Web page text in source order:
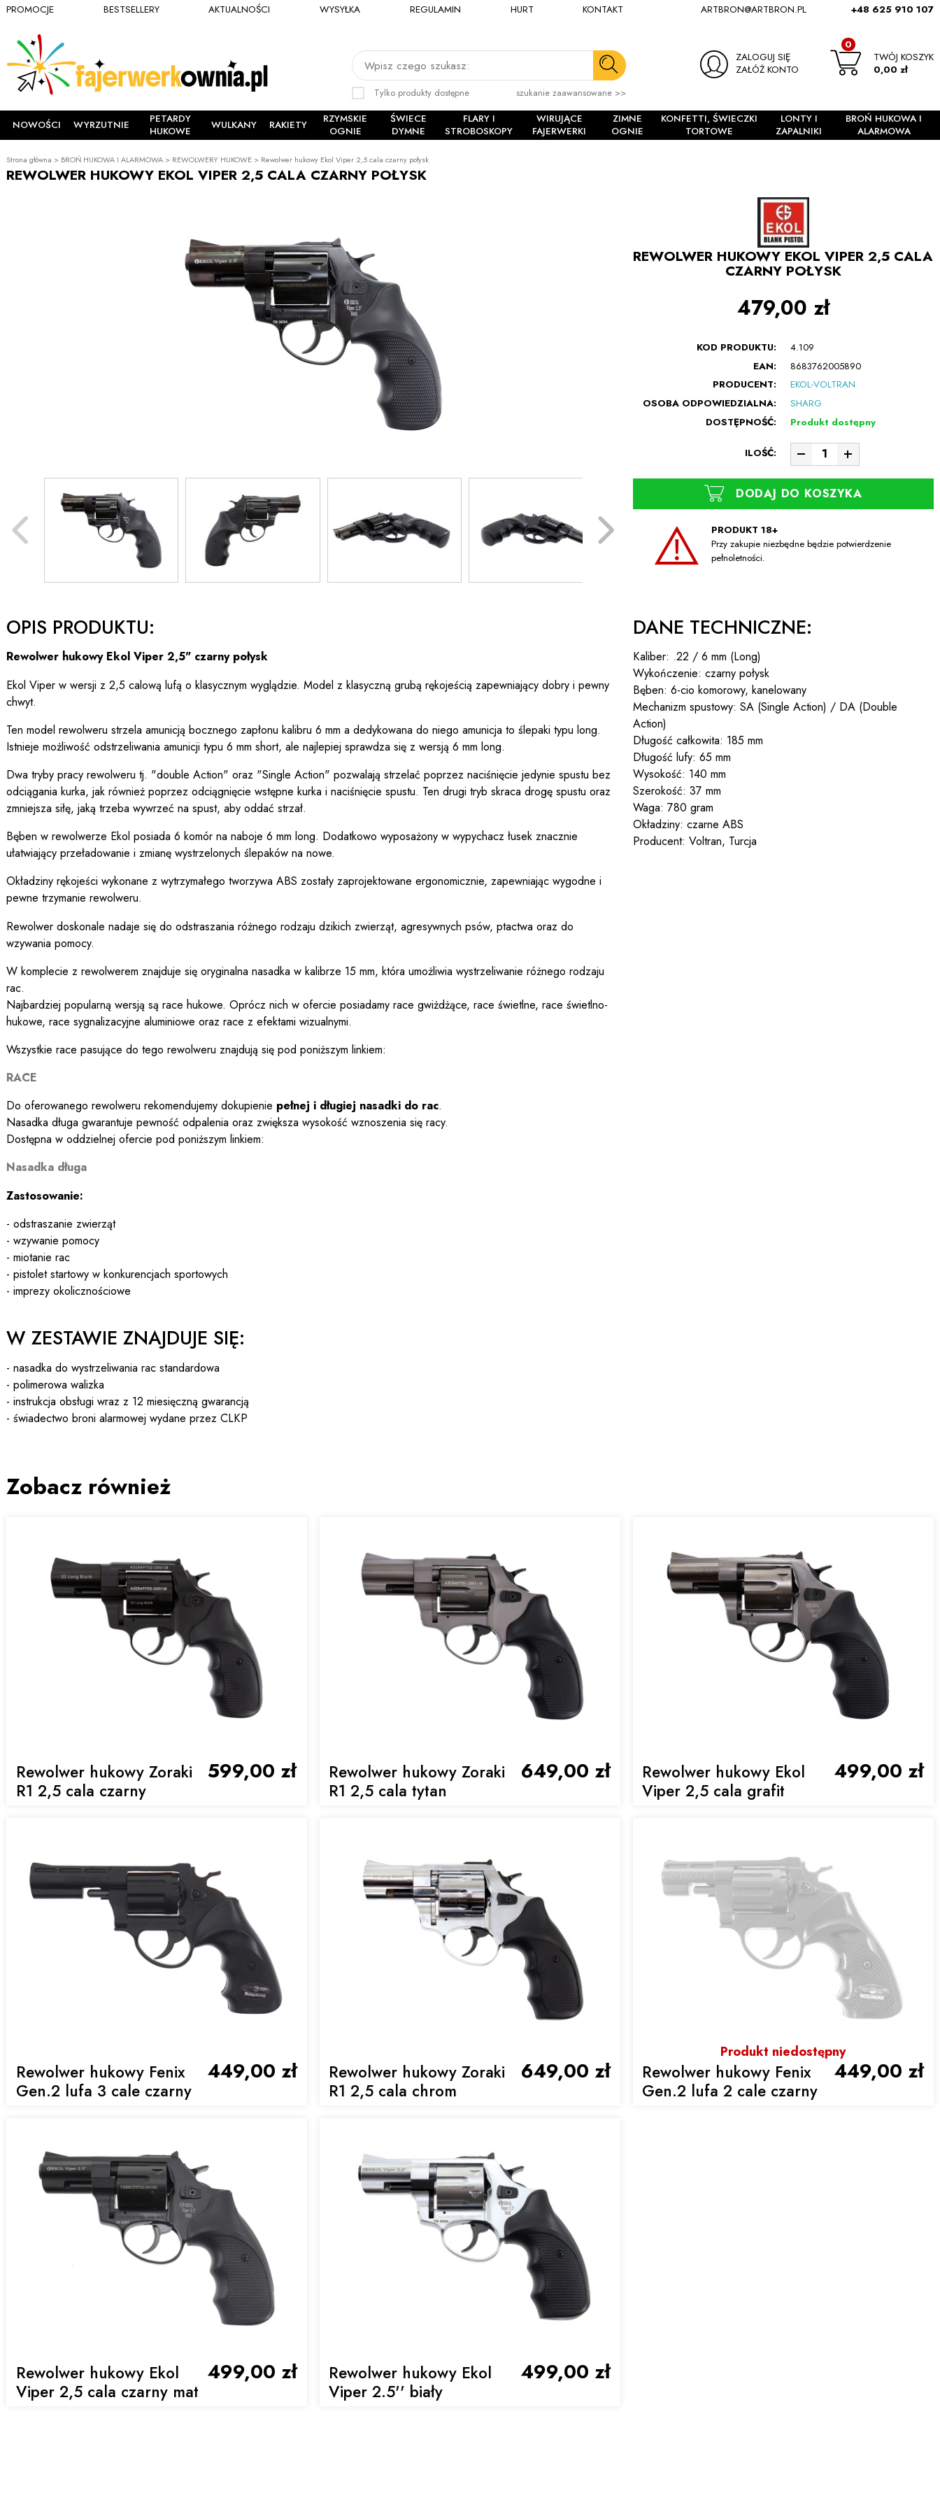
ARTBRON@ARTBRON.PL +48 625 910 107
Wpisz czego szukasz:
Tylko produkty dostępne szukanie zaawansowane >>
ZALOGUJ SIĘ
ZAŁÓŻ KONTO
TWÓJ KOSZYK
0
0,00 zł
PROMOCJE BESTSELLERY AKTUALNOŚCI WYSYŁKA REGULAMIN HURT KONTAKT
NOWOŚCI WYRZUTNIE
PETARDY
HUKOWE
WULKANY RAKIETY
RZYMSKIE
OGNIE
ŚWIECE
DYMNE
FLARY I
STROBOSKOPY
WIRUJĄCE
FAJERWERKI
ZIMNE
OGNIE
KONFETTI, ŚWIECZKI
TORTOWE
LONTY I
ZAPALNIKI
BROŃ HUKOWA I
ALARMOWA
Strona główna > BROŃ HUKOWA I ALARMOWA > REWOLWERY HUKOWE > Rewolwer hukowy Ekol Viper 2,5 cala czarny połysk
REWOLWER HUKOWY EKOL VIPER 2,5 CALA CZARNY POŁYSK
REWOLWER HUKOWY EKOL VIPER 2,5 CALA
CZARNY POŁYSK
479,00 zł
KOD PRODUKTU:
4.109
EAN:
8683762005890
PRODUCENT:
EKOL-VOLTRAN
OSOBA ODPOWIEDZIALNA:
SHARG
DOSTĘPNOŚĆ:
Produkt dostępny
ILOŚĆ:
DODAJ DO KOSZYKA
PRODUKT 18+
Przy zakupie niezbędne będzie potwierdzenie
pełnoletności.
OPIS PRODUKTU:
Rewolwer hukowy Ekol Viper 2,5" czarny połysk
Ekol Viper w wersji z 2,5 calową lufą o klasycznym wyglądzie. Model z klasyczną grubą rękojeścią zapewniający dobry i pewny
chwyt.
Ten model rewolweru strzela amunicją bocznego zapłonu kalibru 6 mm a dedykowana do niego amunicja to ślepaki typu long.
Istnieje możliwość odstrzeliwania amunicji typu 6 mm short, ale najlepiej sprawdza się z wersją 6 mm long.
Dwa tryby pracy rewolweru tj. "double Action" oraz "Single Action" pozwalają strzelać poprzez naciśnięcie jedynie spustu bez
odciągania kurka, jak również poprzez odciągnięcie wstępne kurka i naciśnięcie spustu. Ten drugi tryb skraca drogę spustu oraz
zmniejsza siłę, jaką trzeba wywrzeć na spust, aby oddać strzał.
Bęben w rewolwerze Ekol posiada 6 komór na naboje 6 mm long. Dodatkowo wyposażony w wypychacz łusek znacznie
ułatwiający przeładowanie i zmianę wystrzelonych ślepaków na nowe.
Okładziny rękojeści wykonane z wytrzymałego tworzywa ABS zostały zaprojektowane ergonomicznie, zapewniając wygodne i
pewne trzymanie rewolweru.
Rewolwer doskonale nadaje się do odstraszania różnego rodzaju dzikich zwierząt, agresywnych psów, ptactwa oraz do
wzywania pomocy.
W komplecie z rewolwerem znajduje się oryginalna nasadka w kalibrze 15 mm, która umożliwia wystrzeliwanie różnego rodzaju
rac.
Najbardziej popularną wersją są race hukowe. Oprócz nich w ofercie posiadamy race gwiżdżące, race świetlne, race świetlno-
hukowe, race sygnalizacyjne aluminiowe oraz race z efektami wizualnymi.
Wszystkie race pasujące do tego rewolweru znajdują się pod poniższym linkiem:
RACE
Do oferowanego rewolweru rekomendujemy dokupienie pełnej i długiej nasadki do rac.
Nasadka długa gwarantuje pewność odpalenia oraz zwiększa wysokość wznoszenia się racy.
Dostępna w oddzielnej ofercie pod poniższym linkiem:
Nasadka długa
Zastosowanie:
- odstraszanie zwierząt
- wzywanie pomocy
- miotanie rac
- pistolet startowy w konkurencjach sportowych
- imprezy okolicznościowe
W ZESTAWIE ZNAJDUJE SIĘ:
- nasadka do wystrzeliwania rac standardowa
- polimerowa walizka
- instrukcja obsługi wraz z 12 miesięczną gwarancją
- świadectwo broni alarmowej wydane przez CLKP
DANE TECHNICZNE:
Kaliber: .22 / 6 mm (Long)
Wykończenie: czarny połysk
Bęben: 6-cio komorowy, kanelowany
Mechanizm spustowy: SA (Single Action) / DA (Double
Action)
Długość całkowita: 185 mm
Długość lufy: 65 mm
Wysokość: 140 mm
Szerokość: 37 mm
Waga: 780 gram
Okładziny: czarne ABS
Producent: Voltran, Turcja
Zobacz również
Rewolwer hukowy Zoraki
R1 2,5 cala czarny
599,00 zł
Rewolwer hukowy Zoraki
R1 2,5 cala tytan
649,00 zł
Rewolwer hukowy Ekol
Viper 2,5 cala grafit
499,00 zł
Rewolwer hukowy Fenix
Gen.2 lufa 3 cale czarny
449,00 zł
Rewolwer hukowy Zoraki
R1 2,5 cala chrom
649,00 zł
Produkt niedostępny
Rewolwer hukowy Fenix
Gen.2 lufa 2 cale czarny
449,00 zł
Rewolwer hukowy Ekol
Viper 2,5 cala czarny mat
499,00 zł
Rewolwer hukowy Ekol
Viper 2.5'' biały
499,00 zł